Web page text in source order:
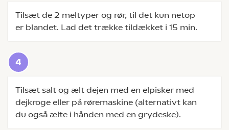
Tilsæt de 2 meltyper og rør, til det kun netop
er blandet. Lad det trække tildækket i 15 min.
Tilsæt salt og ælt dejen med en elpisker med
dejkroge eller på røremaskine (alternativt kan
du også ælte i hånden med en grydeske).